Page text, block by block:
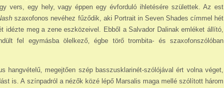
vers, egy hely, vagy éppen egy évforduló ihletésére születtek. Az est
szaxofonos nevéhez fűződik, aki Portrait in Seven Shades címmel hét
idézte meg a zene eszközeivel. Ebből a Salvador Dalinak emléket állító,
fel egymásba ölelkező, égbe törő trombita- és szaxofonszólóban
hangvételű, megejtően szép basszusklarinét-szólójával ért volna véget,
is. A színpadról a né­zők közé lépő Marsalis maga mellé szólított három